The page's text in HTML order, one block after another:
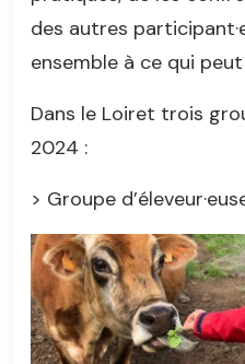
des autres
ensemble à ce qui
Dans le Loiret trois
2024 :
> Groupe